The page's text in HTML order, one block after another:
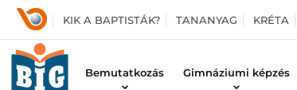
KIK A BAPTISTÁK? TANANYAG KRÉTA
Bemutatkozás Gimnáziumi képzés